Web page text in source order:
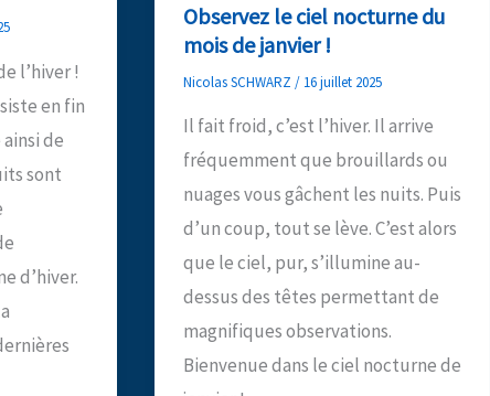
l’hiver !
en fin
de
sont
d’hiver.
Observez le ciel nocturne du
mois de janvier !
Nicolas SCHWARZ / 16 juillet 2025
Il fait froid, c’est l’hiver. Il arrive
fréquemment que brouillards ou
nuages vous gâchent les nuits. Puis
d’un coup, tout se lève. C’est alors
que le ciel, pur, s’illumine au-
dessus des têtes permettant de
magnifiques observations.
Bienvenue dans le ciel nocturne de